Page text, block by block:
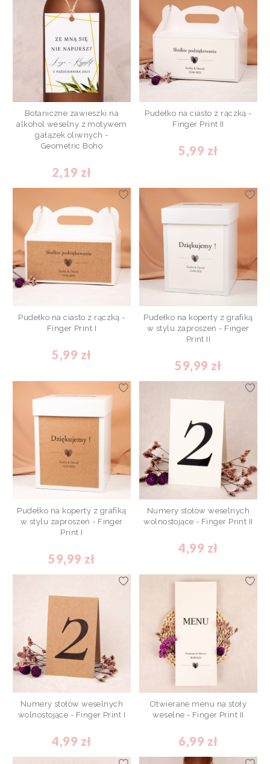
Botaniczne zawieszki na
alkohol weselny z motywem
gałązek oliwnych -
Geometric Boho
2,19 zł
Pudełko na ciasto z rączką -
Finger Print II
5,99 zł
Pudełko na ciasto z rączką -
Finger Print I
5,99 zł
Pudełko na koperty z grafiką
w stylu zaproszeń - Finger
Print II
59,99 zł
Pudełko na koperty z grafiką
w stylu zaproszeń - Finger
Print I
59,99 zł
Numery stołów weselnych
wolnostojące - Finger Print II
4,99 zł
Numery stołów weselnych
wolnostojące - Finger Print I
4,99 zł
Otwierane menu na stoły
weselne - Finger Print II
6,99 zł